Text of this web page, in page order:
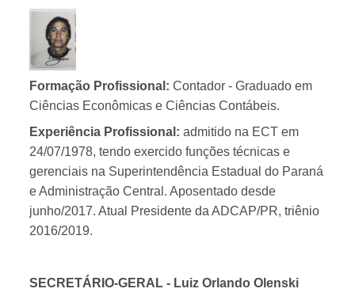
Formação Profissional:Contador - Graduado em
Ciências Econômicas e Ciências Contábeis.
Experiência Profissional: admitido na ECT em
24/07/1978, tendo exercido funções técnicas e
gerenciais na Superintendência Estadual do Paraná
e Administração Central. Aposentado desde
junho/2017. Atual Presidente da ADCAP/PR, triênio
2016/2019.
SECRETÁRIO-GERAL - Luiz Orlando Olenski